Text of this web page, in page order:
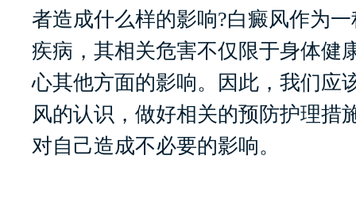
者造成什么样的影响?白癜风作为
疾病，其相关危害不仅限于身体健
心其他方面的影响。因此，我们应
风的认识，做好相关的预防护理措
对自己造成不必要的影响。